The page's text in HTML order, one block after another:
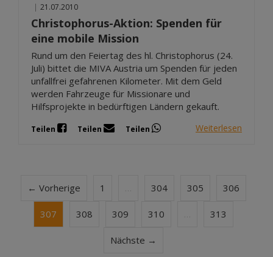
| 21.07.2010
Christophorus-Aktion: Spenden für
eine mobile Mission
Rund um den Feiertag des hl. Christophorus (24.
Juli) bittet die MIVA Austria um Spenden für jeden
unfallfrei gefahrenen Kilometer. Mit dem Geld
werden Fahrzeuge für Missionare und
Hilfsprojekte in bedürftigen Ländern gekauft.
Teilen Teilen Teilen Weiterlesen
← Vorherige 1 304 305 306
307 308 309 310 313
Nächste →